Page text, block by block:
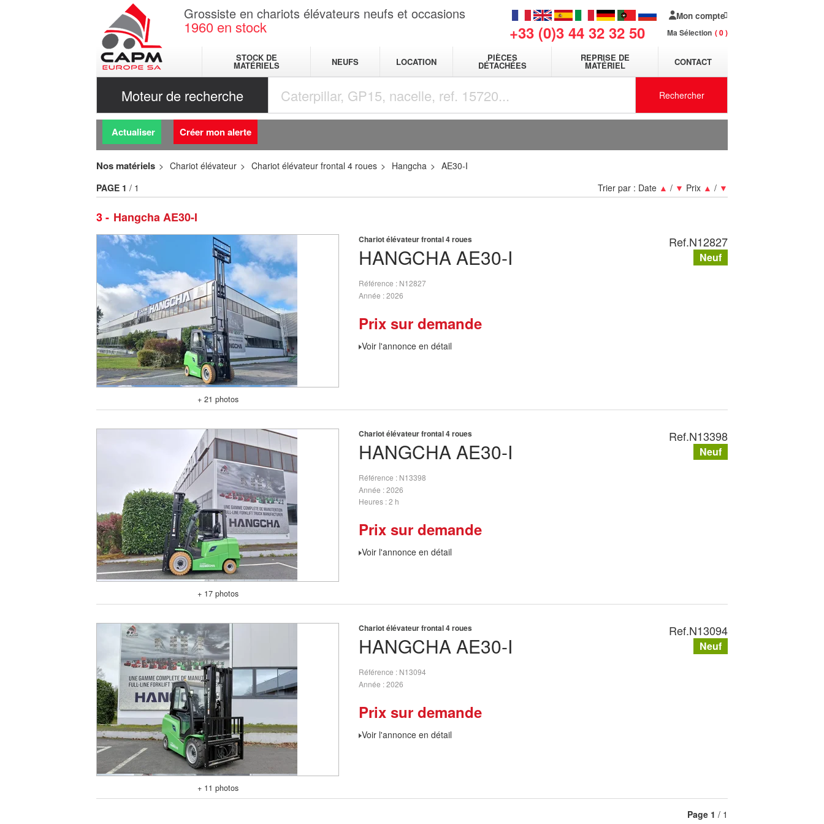
Grossiste en chariots élévateurs neufs et occasions
1960 en stock +33 (0)3 44 32 32 50
Mon compte
Ma Sélection 0
STOCK DE
MATÉRIELS NEUFS LOCATION PIÈCES
DÉTACHÉES
REPRISE DE
MATÉRIEL CONTACT
Moteur de recherche Rechercher
Actualiser Créer mon alerte
Nos matériels Chariot élévateur Chariot élévateur frontal 4 roues Hangcha AE30-I
3 Hangcha AE30-I
Trier par : Date ▲ / ▼ Prix ▲ / ▼
PAGE 1 / 1
+ 21 photos
HANGCHAAE30-I
Chariot élévateur frontal 4 roues
Référence
N12827
Année 2026
Prix sur demande
Voir l'annonce en détail
Ref.N12827
Neuf
+ 17 photos
HANGCHAAE30-I
Chariot élévateur frontal 4 roues
Référence
N13398
Année 2026
Heures 2 h
Prix sur demande
Voir l'annonce en détail
Ref.N13398
Neuf
+ 11 photos
HANGCHAAE30-I
Chariot élévateur frontal 4 roues
Référence
N13094
Année 2026
Prix sur demande
Voir l'annonce en détail
Ref.N13094
Neuf
Page 1 / 1